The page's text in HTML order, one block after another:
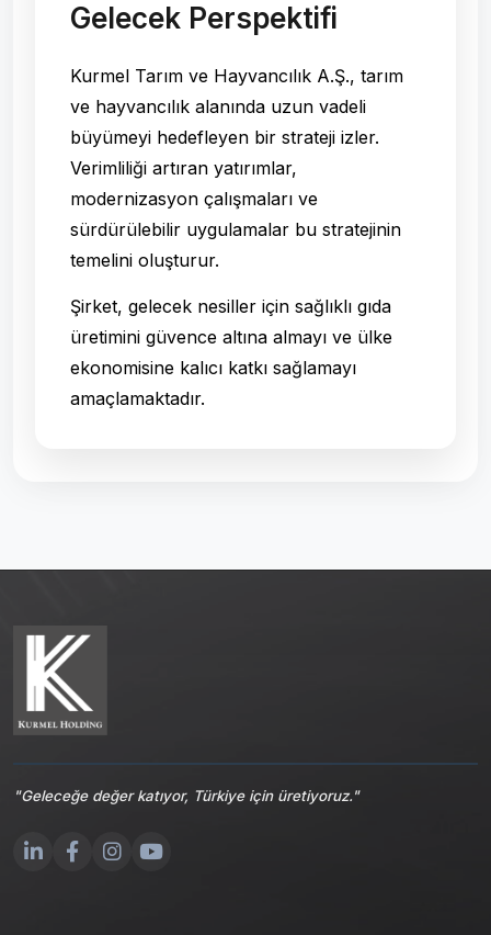
Gelecek Perspektifi
Kurmel Tarım ve Hayvancılık A.Ş., tarım
ve hayvancılık alanında uzun vadeli
büyümeyi hedefleyen bir strateji izler.
Verimliliği artıran yatırımlar,
modernizasyon çalışmaları ve
sürdürülebilir uygulamalar bu stratejinin
temelini oluşturur.
Şirket, gelecek nesiller için sağlıklı gıda
üretimini güvence altına almayı ve ülke
ekonomisine kalıcı katkı sağlamayı
amaçlamaktadır.
"Geleceğe değer katıyor, Türkiye için üretiyoruz."